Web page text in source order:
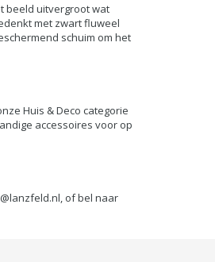
beeld uitvergroot wat
met zwart fluweel
schuim om het
Huis & Deco categorie
accessoires voor op
, of bel naar